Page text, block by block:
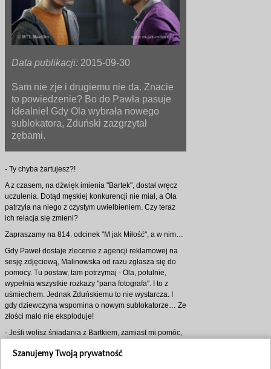
Data publikacji: 2015-09-30
Sam nie zje i drugiemu nie da. Znacie
to powiedzenie? Bo do Pawła pasuje
idealnie! Gdy Ola wybrała nowego
sublokatora, Zduński zazgrzytał
zębami.
- Ty chyba żartujesz?!
A z czasem, na dźwięk imienia "Bartek", dostał wręcz
uczulenia. Dotąd męskiej konkurencji nie miał, a Ola
patrzyła na niego z czystym uwielbieniem. Czy teraz
ich relacja się zmieni?
Zapraszamy na 814. odcinek "M jak Miłość", a w nim…
Gdy Paweł dostaje zlecenie z agencji reklamowej na
sesję zdjęciową, Malinowska od razu zgłasza się do
pomocy. Tu postaw, tam potrzymaj - Ola, potulnie,
wypełnia wszystkie rozkazy "pana fotografa". I to z
uśmiechem. Jednak Zduńskiemu to nie wystarcza. I
gdy dziewczyna wspomina o nowym sublokatorze… Ze
złości mało nie eksploduje!
- Jeśli wolisz śniadania z Bartkiem, zamiast mi pomóc,
uprzedzić!
Szanujemy Twoją prywatność